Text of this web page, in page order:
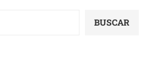
BUSCAR